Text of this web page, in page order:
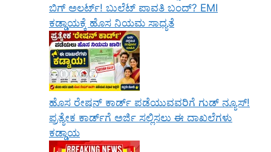
ಬಿಗ್ ಅಲರ್ಟ್! ಬುಲೆಟ್ ಪಾವತಿ ಬಂದ್? EMI
ಕಡ್ಡಾಯಕ್ಕೆ ಹೊಸ ನಿಯಮ ಸಾಧ್ಯತೆ
ಹೊಸ ರೇಷನ್ ಕಾರ್ಡ್ ಪಡೆಯುವವರಿಗೆ ಗುಡ್ ನ್ಯೂಸ್!
ಪ್ರತ್ಯೇಕ ಕಾರ್ಡ್‌ಗೆ ಅರ್ಜಿ ಸಲ್ಲಿಸಲು ಈ ದಾಖಲೆಗಳು
ಕಡ್ಡಾಯ